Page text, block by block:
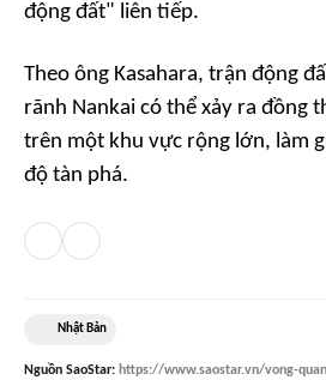
động đất" liên tiếp.
Theo ông Kasahara, trận động
rãnh Nankai có thể xảy ra đồng
trên một khu vực rộng lớn, làm
độ tàn phá.
Nhật Bản
Nguồn SaoStar: https://www.saostar.vn/vong-